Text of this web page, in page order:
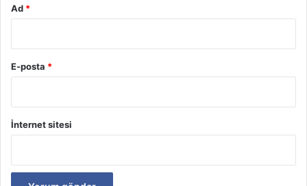
Ad *
E-posta *
İnternet sitesi